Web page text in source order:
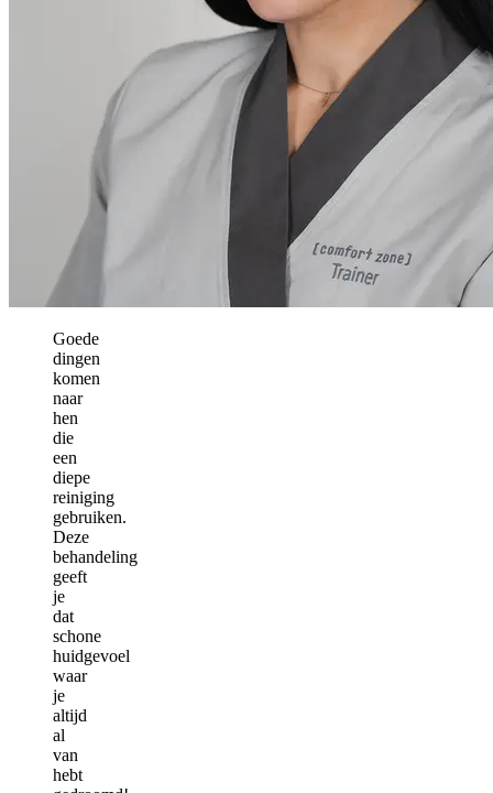
Goede
dingen
komen
naar
hen
die
een
diepe
reiniging
gebruiken.
Deze
behandeling
geeft
je
dat
schone
huidgevoel
waar
je
altijd
al
van
hebt